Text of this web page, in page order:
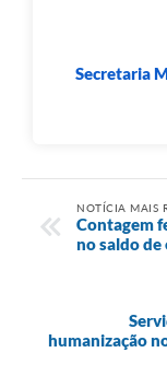
Secretaria
NOTÍCIA MAIS
Contagem
no saldo
humanização